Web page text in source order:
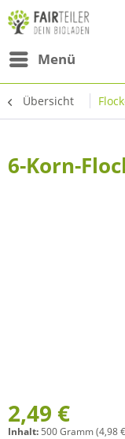
Menü
Übersicht
6-Korn-
2,49 €
Inhalt: 500 Gramm (4,98